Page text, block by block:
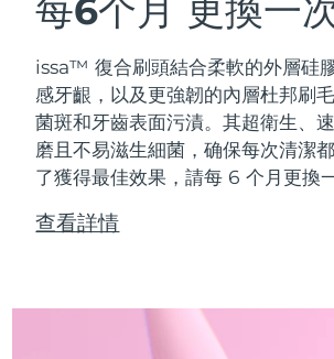
每6个月 更換一
issa™ 復合刷頭結合柔軟的外層硅
感牙齦，以及更強韌的內層杜邦刷
菌斑和牙齒表面污漬。其超衛生、
磨且不易滋生細菌，确保每次清潔
了獲得最佳效果，請每 6 个月更換
查看詳情